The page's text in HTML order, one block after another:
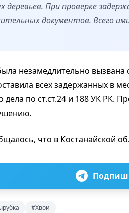
деревьев. При проверке
документов. Всего
незамедлительно вызвана
всех задержанных в
дела по ст.ст.24 и 188 УК РК.
что в Костанайской
#Хвои